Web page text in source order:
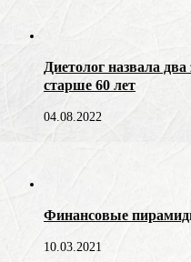
Диетолог назвала
старше 60 лет
04.08.2022
Финансовые
10.03.2021